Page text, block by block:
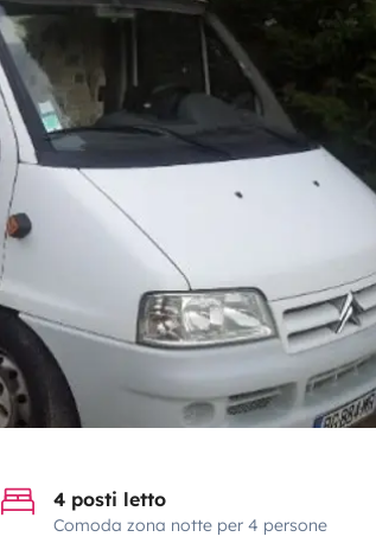
4 posti letto
Comoda zona notte per 4 persone